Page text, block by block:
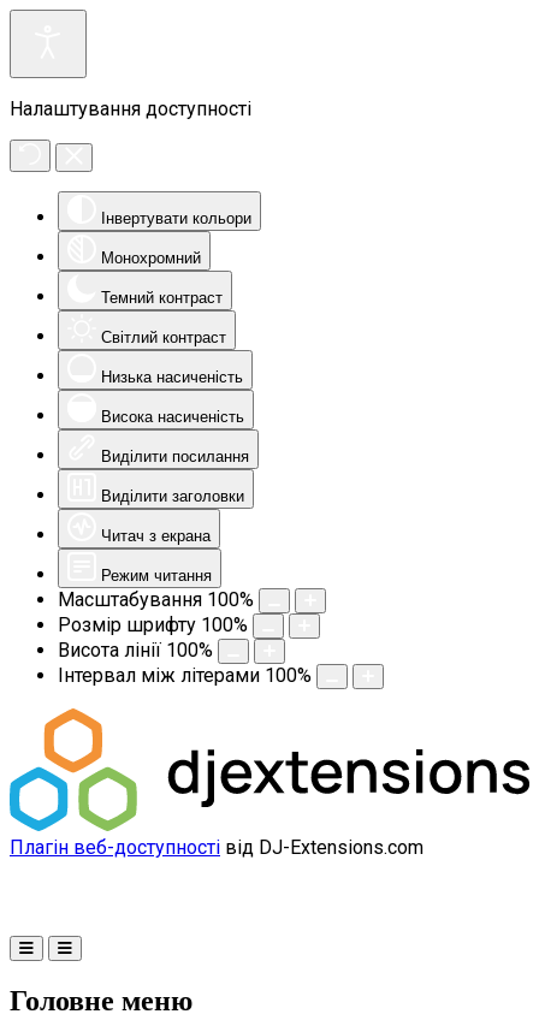
Налаштування доступності
Інвертувати кольори
Монохромний
Темний контраст
Світлий контраст
Низька насиченість
Висока насиченість
Виділити посилання
Виділити заголовки
Читач з екрана
Режим читання
Масштабування 100%
Розмір шрифту 100%
Висота лінії 100%
Інтервал між літерами 100%
Плагін веб-доступності від DJ-Extensions.com
Головне меню